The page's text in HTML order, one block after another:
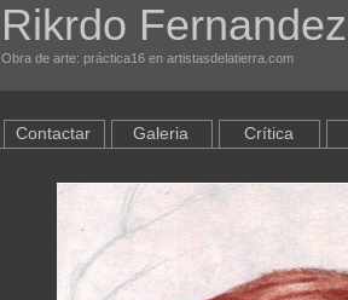
Rikrdo Fernandez
Obra de arte: práctica16 en artistasdelatierra.com
Contactar Galeria Crítica